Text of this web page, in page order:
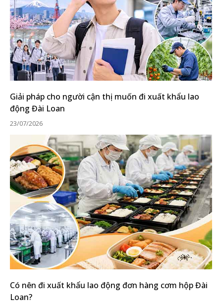
Giải pháp cho người cận thị muốn đi xuất khẩu lao
động Đài Loan
23/07/2026
Có nên đi xuất khẩu lao động đơn hàng cơm hộp Đài
Loan?